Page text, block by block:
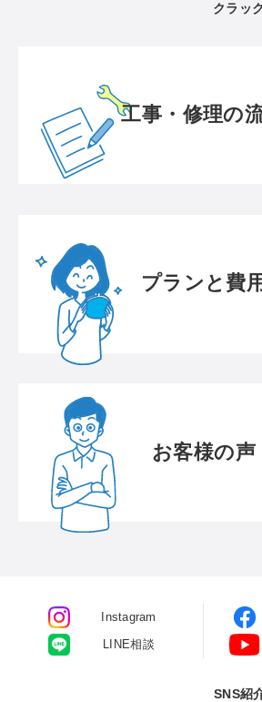
クラッ
工事・修理の
プランと費用
お客様の声
Instagram
LINE相談
SNS紹